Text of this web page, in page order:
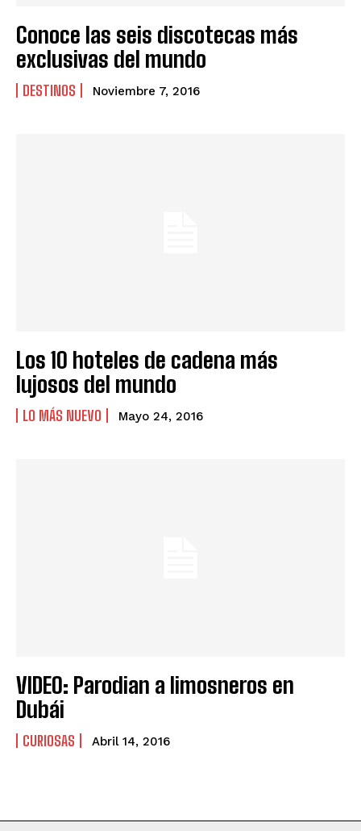
Conoce las seis discotecas más
exclusivas del mundo
DESTINOS Noviembre 7, 2016
Los 10 hoteles de cadena más
lujosos del mundo
LO MÁS NUEVO Mayo 24, 2016
VIDEO: Parodian a limosneros en
Dubái
CURIOSAS Abril 14, 2016